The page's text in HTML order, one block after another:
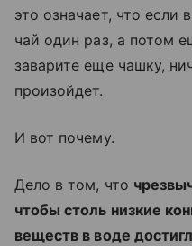
это означает, что если
чай один раз, а потом
заварите еще чашку,
произойдет.
И вот почему.
Дело в том, что
чтобы столь низкие
веществ в воде